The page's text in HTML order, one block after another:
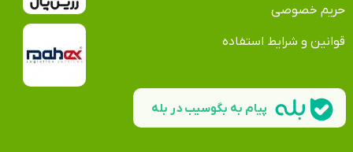
حریم خصوصی
قوانین و شرایط استفاده
پیام به بگوسیب در بله